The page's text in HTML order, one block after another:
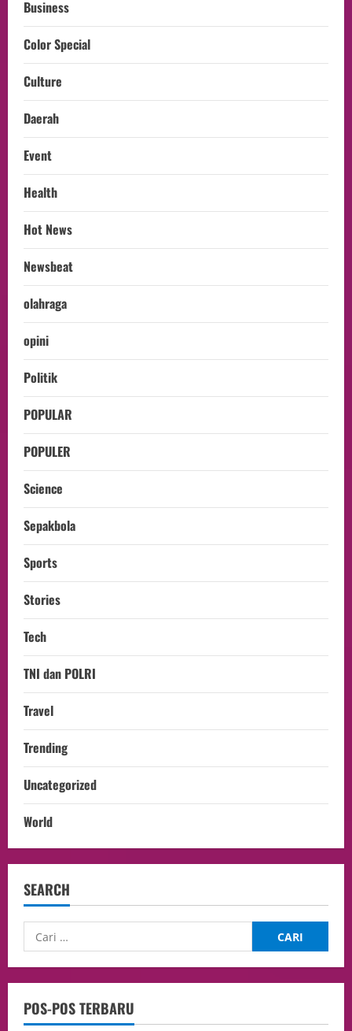
Business
Color Special
Culture
Daerah
Event
Health
Hot News
Newsbeat
olahraga
opini
Politik
POPULAR
POPULER
Science
Sepakbola
Sports
Stories
Tech
TNI dan POLRI
Travel
Trending
Uncategorized
World
SEARCH
POS-POS TERBARU